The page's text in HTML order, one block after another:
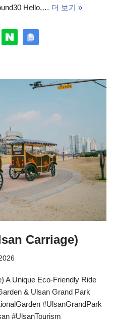
Hello,… 더 보기 »
Carriage)
A Unique Eco-Friendly Ride
& Ulsan Grand Park
#UlsanGrandPark
#UlsanTourism